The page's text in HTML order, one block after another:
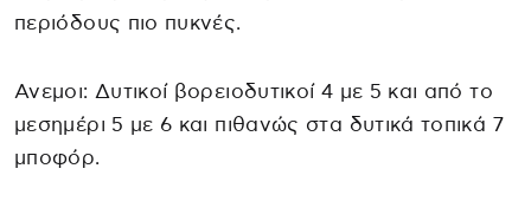
περιόδους πιο πυκνές.
Ανεμοι: Δυτικοί βορειοδυτικοί 4 με 5 και από το
μεσημέρι 5 με 6 και πιθανώς στα δυτικά τοπικά 7
μποφόρ.